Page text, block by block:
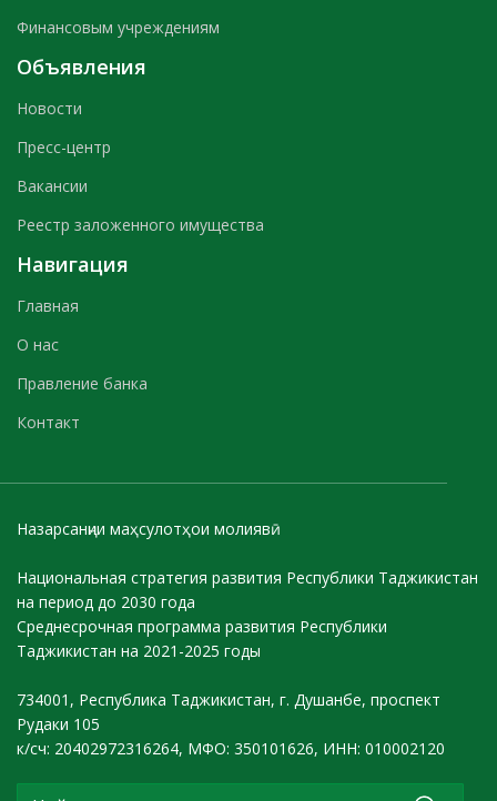
Финансовым учреждениям
Объявления
Новости
Пресс-центр
Вакансии
Реестр заложенного имущества
Навигация
Главная
О нас
Правление банка
Контакт
Назарсанҷии маҳсулотҳои молиявӣ
Национальная стратегия развития Республики Таджикистан
на период до 2030 года
Среднесрочная программа развития Республики
Таджикистан на 2021-2025 годы
734001, Республика Таджикистан, г. Душанбе, проспект
Рудаки 105
к/сч: 20402972316264, МФО: 350101626, ИНН: 010002120